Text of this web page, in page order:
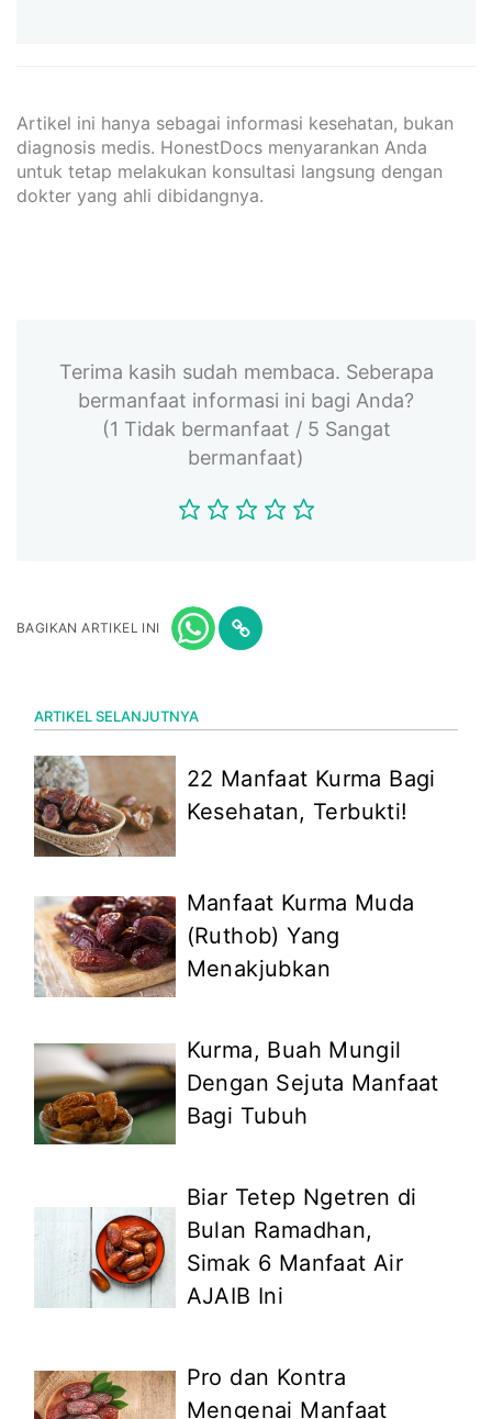
Artikel ini hanya sebagai informasi kesehatan, bukan
diagnosis medis. HonestDocs menyarankan Anda
untuk tetap melakukan konsultasi langsung dengan
dokter yang ahli dibidangnya.
Terima kasih sudah membaca. Seberapa
bermanfaat informasi ini bagi Anda?
(1 Tidak bermanfaat / 5 Sangat
bermanfaat)
BAGIKAN ARTIKEL INI
ARTIKEL SELANJUTNYA
22 Manfaat Kurma Bagi
Kesehatan, Terbukti!
Manfaat Kurma Muda
(Ruthob) Yang
Menakjubkan
Kurma, Buah Mungil
Dengan Sejuta Manfaat
Bagi Tubuh
Biar Tetep Ngetren di
Bulan Ramadhan,
Simak 6 Manfaat Air
AJAIB Ini
Pro dan Kontra
Mengenai Manfaat